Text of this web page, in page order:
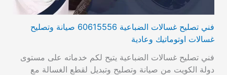
فني تصليح غسالات الضباعية 60615556 صيانة وتصليح
غسالات اوتوماتيك وعادية
فني تصليح غسالات الضباعية يتيح لكم خدماته على مستوى
دولة الكويت من صيانة وتصليح وتبديل لقطع الغسالة مع